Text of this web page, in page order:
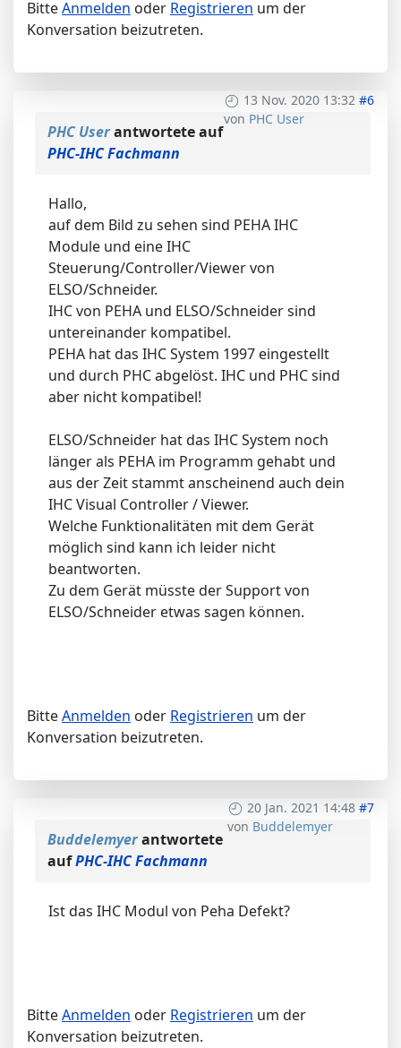
BitteAnmelden oder Registrieren um der
Konversation beizutreten.
13 Nov. 2020 13:32 #6
von PHC User
PHC Userantwortete auf
PHC-IHC Fachmann
Hallo,
auf dem Bild zu sehen sind PEHA IHC
Module und eine IHC
Steuerung/Controller/Viewer von
ELSO/Schneider.
IHC von PEHA und ELSO/Schneider sind
untereinander kompatibel.
PEHA hat das IHC System 1997 eingestellt
und durch PHC abgelöst. IHC und PHC sind
aber nicht kompatibel!
ELSO/Schneider hat das IHC System noch
länger als PEHA im Programm gehabt und
aus der Zeit stammt anscheinend auch dein
IHC Visual Controller / Viewer.
Welche Funktionalitäten mit dem Gerät
möglich sind kann ich leider nicht
beantworten.
Zu dem Gerät müsste der Support von
ELSO/Schneider etwas sagen können.
BitteAnmelden oder Registrieren um der
Konversation beizutreten.
20 Jan. 2021 14:48 #7
von Buddelemyer
Buddelemyerantwortete
aufPHC-IHC Fachmann
Ist das IHC Modul von Peha Defekt?
BitteAnmelden oder Registrieren um der
Konversation beizutreten.